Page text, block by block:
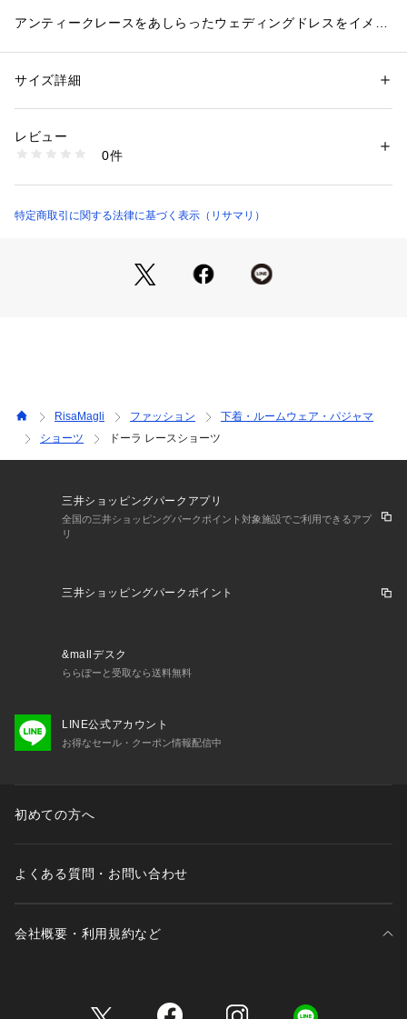
アンティークレースをあしらったウェディングドレスをイメー
カー手法をあしらい、華やかで立体的な印象をプラスしまし
人の気品あふれるWhite・Gray・Mintのワントーンで展開して
後身生地は総レースになっており、伸縮性のあるレースが肌に
ョーツラインが響きません。通気性がよく、快適にご着用いた
だけます。甘すぎず、大胆過ぎない特別感溢れるデザインが、
＜商品仕様＞
・バック部分伸縮性：あり
・フロント部分透け感：若干あり
＜関連アイテム＞
お揃いのアイテムは以下よりご確認ください。
・64640 ブラジャー（B・C）
・74640 ノーマルショーツ
・74646 サニタリー
・14640 スリップ
※照明の関係により、実際よりも色味が違って見える場合があ
ります。また、パソコン・スマートフォンなどの環境により、
性別：レディース
素材：ナイロン・ポリエステル・その他
商品番号：
N05-74641 （ショップ）
サイズ詳細
レビュー
0件
特定商取引に関する法律に基づく表示（リサマリ）
RisaMagli ファッション
下着・ルームウェア・パジャマ
ショーツ
ドーラ レースショーツ
三井ショッピングパークアプリ
全国の三井ショッピングパークポイント対象施設でご利用できるアプ
リ
三井ショッピングパークポイント
&mallデスク
ららぽーと受取なら送料無料
LINE公式アカウント
お得なセール・クーポン情報配信中
初めての方へ
よくある質問・お問い合わせ
会社概要・利用規約など